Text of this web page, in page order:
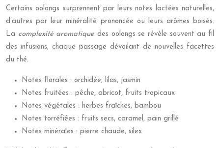
Certains oolongs surprennent par leurs notes lactées naturelles,
d’autres par leur minéralité prononcée ou leurs arômes boisés.
La complexité aromatiquedes oolongs se révèle souvent au fil
des infusions, chaque passage dévoilant de nouvelles facettes
du thé.
Notes florales : orchidée, lilas, jasmin
Notes fruitées : pêche, abricot, fruits tropicaux
Notes végétales : herbes fraîches, bambou
Notes torréfiées : fruits secs, caramel, pain grillé
Notes minérales : pierre chaude, silex